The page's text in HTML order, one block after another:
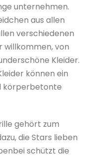
unternehmen.
aus allen
verschiedenen
willkommen, von
Kleider.
können ein
körperbetonte
gehört zum
die Stars lieben
schützt die